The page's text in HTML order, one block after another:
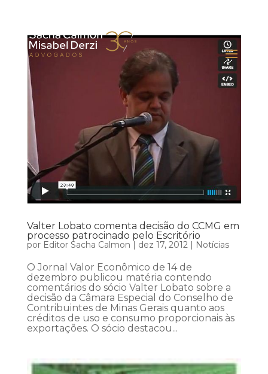
Valter Lobato comenta decisão do CCMG em
processo patrocinado pelo Escritório
por Editor Sacha Calmon dez 17, 2012| Notícias
O Jornal Valor Econômico de 14 de
dezembro publicou matéria contendo
comentários do sócio Valter Lobato sobre a
decisão da Câmara Especial do Conselho de
Contribuintes de Minas Gerais quanto aos
créditos de uso e consumo proporcionais às
exportações. O sócio destacou...